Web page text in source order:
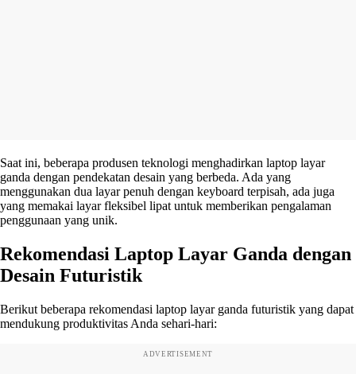
Saat ini, beberapa produsen teknologi menghadirkan laptop layar
ganda dengan pendekatan desain yang berbeda. Ada yang
menggunakan dua layar penuh dengan keyboard terpisah, ada juga
yang memakai layar fleksibel lipat untuk memberikan pengalaman
penggunaan yang unik.
Rekomendasi Laptop Layar Ganda dengan
Desain Futuristik
Berikut beberapa rekomendasi laptop layar ganda futuristik yang dapat
mendukung produktivitas Anda sehari-hari:
ADVERTISEMENT